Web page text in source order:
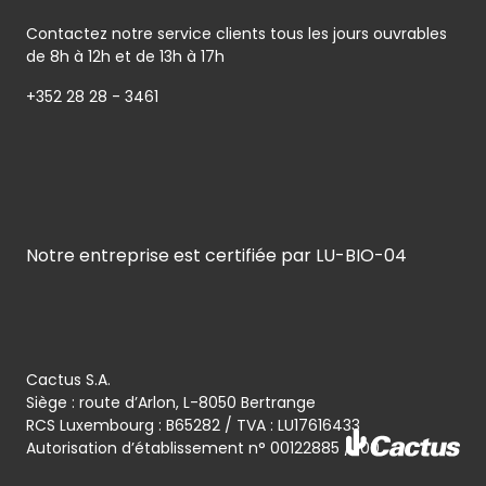
Contactez notre service clients tous les jours ouvrables
de 8h à 12h et de 13h à 17h
+352 28 28 - 3461
Cactus S.A.
Siège : route d’Arlon, L-8050 Bertrange
RCS Luxembourg : B65282 / TVA : LU17616433
Autorisation d’établissement n° 00122885 / 100
Notre entreprise est certifiée par LU-BIO-04